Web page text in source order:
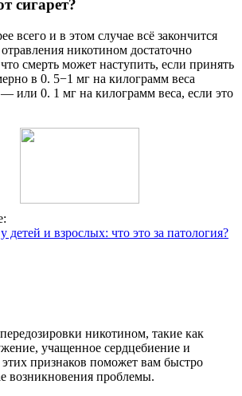
сигарет?
всего и в этом случае всё закончится
никотином достаточно
смерть может наступить, если принять
в 0. 5−1 мг на килограмм веса
— или 0. 1 мг на килограмм веса, если это
детей и взрослых: что это за патология?
никотином, такие как
учащенное сердцебиение и
признаков поможет вам быстро
возникновения проблемы.